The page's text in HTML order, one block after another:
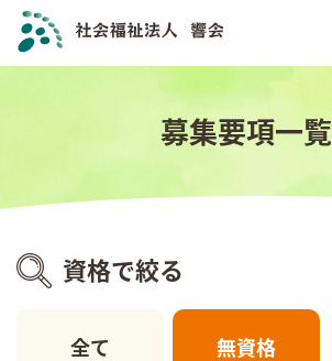
募集要項一覧
資格で絞る
全て 無資格